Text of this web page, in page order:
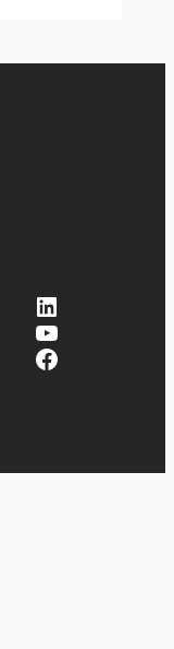
LinkedIn
YouTube
Facebook